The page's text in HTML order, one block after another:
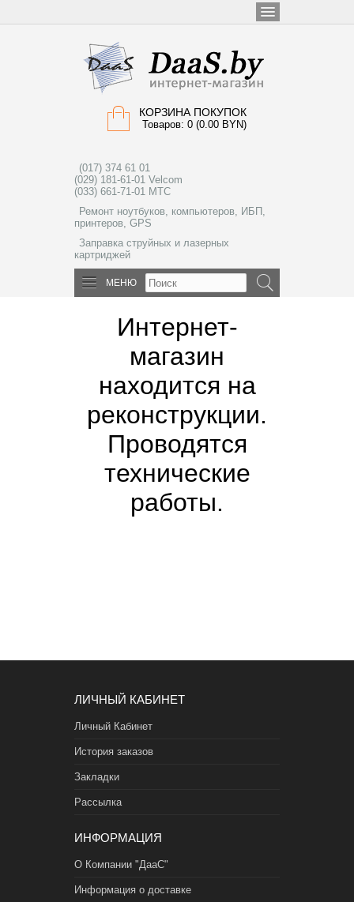
КОРЗИНА ПОКУПОК
Товаров: 0 (0.00 BYN)
(017) 374 61 01
(029) 181-61-01 Velcom
(033) 661-71-01 МТС
Ремонт ноутбуков, компьютеров, ИБП,
принтеров, GPS
Заправка струйных и лазерных
картриджей
МЕНЮ
Интернет-
магазин
находится на
реконструкции.
Проводятся
технические
работы.
ЛИЧНЫЙ КАБИНЕТ
Личный Кабинет
История заказов
Закладки
Рассылка
ИНФОРМАЦИЯ
О Компании "ДааС"
Информация о доставке